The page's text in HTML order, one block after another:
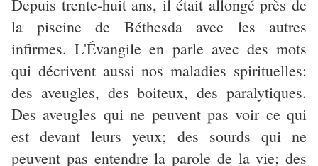
Depuis trente-huit ans, il était allongé près de
la piscine de Béthesda avec les autres
infirmes. L'Évangile en parle avec des mots
qui décrivent aussi nos maladies spirituelles:
des aveugles, des boiteux, des paralytiques.
Des aveugles qui ne peuvent pas voir ce qui
est devant leurs yeux; des sourds qui ne
peuvent pas entendre la parole de la vie; des